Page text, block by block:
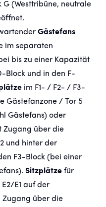
(Westtribüne, neutrale
Gästefans
im separaten
bis zu einer Kapazität
Block und in den F-
im F1- / F2- / F3-
Gästefanzone / Tor 5
Gästefans) oder
Zugang über die
und hinter der
F3-Block (bei einer
Sitzplätze für
E1 auf der
über die